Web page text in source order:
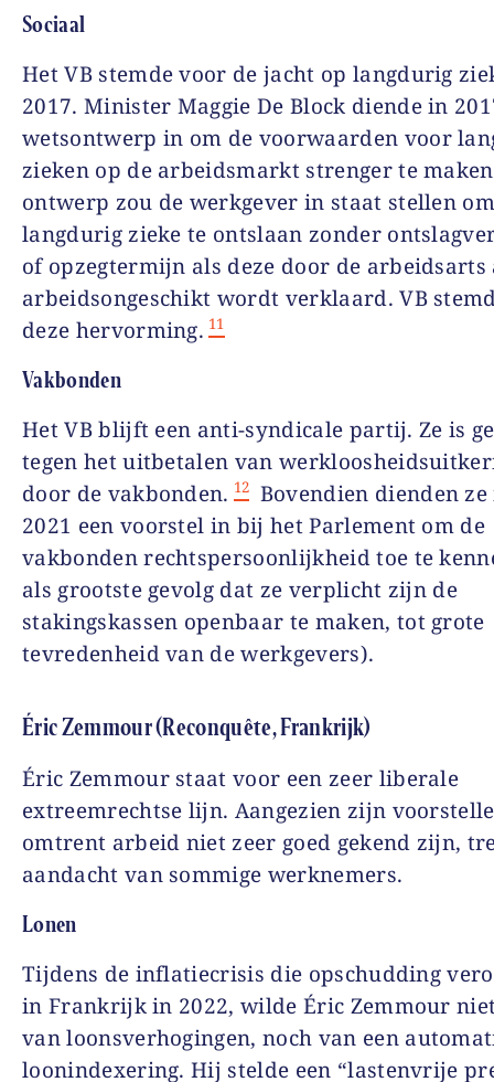
Sociaal
Het VB stemde voor de jacht op langdurig
2017. Minister Maggie De Block diende in
wetsontwerp in om de voorwaarden voor
zieken op de arbeidsmarkt strenger te
ontwerp zou de werkgever in staat stellen
langdurig zieke te ontslaan zonder
of opzegtermijn als deze door de arbeidsarts
arbeidsongeschikt wordt verklaard. VB
deze hervorming. 11
Vakbonden
Het VB blijft een anti-syndicale partij. Ze is
tegen het uitbetalen van
door de vakbonden. 12 Bovendien dienden
2021 een voorstel in bij het Parlement om de
vakbonden rechtspersoonlijkheid toe te
als grootste gevolg dat ze verplicht zijn de
stakingskassen openbaar te maken, tot grote
tevredenheid van de werkgevers).
Éric Zemmour (Reconquête, Frankrijk)
Éric Zemmour staat voor een zeer liberale
extreemrechtse lijn. Aangezien zijn
omtrent arbeid niet zeer goed gekend zijn,
aandacht van sommige werknemers.
Lonen
Tijdens de inflatiecrisis die opschudding
in Frankrijk in 2022, wilde Éric Zemmour
van loonsverhogingen, noch van een
loonindexering. Hij stelde een “lastenvrije